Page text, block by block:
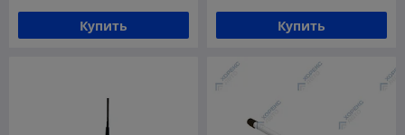
Купить Купить